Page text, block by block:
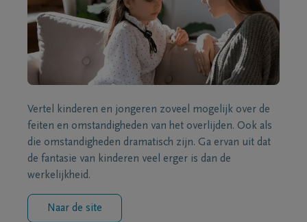
Vertel kinderen en jongeren zoveel mogelijk over de
feiten en omstandigheden van het overlijden. Ook als
die omstandigheden dramatisch zijn. Ga ervan uit dat
de fantasie van kinderen veel erger is dan de
werkelijkheid.
Naar de site